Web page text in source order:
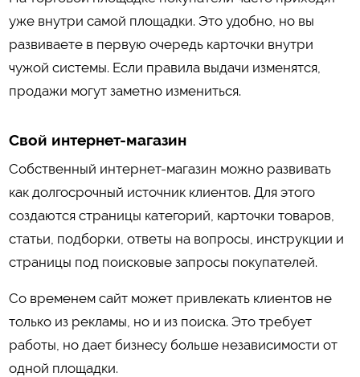
уже внутри самой площадки. Это удобно, но вы
развиваете в первую очередь карточки внутри
чужой системы. Если правила выдачи изменятся,
продажи могут заметно измениться.
Свой интернет-магазин
Собственный интернет-магазин можно развивать
как долгосрочный источник клиентов. Для этого
создаются страницы категорий, карточки товаров,
статьи, подборки, ответы на вопросы, инструкции и
страницы под поисковые запросы покупателей.
Со временем сайт может привлекать клиентов не
только из рекламы, но и из поиска. Это требует
работы, но дает бизнесу больше независимости от
одной площадки.